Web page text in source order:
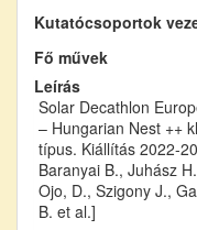
Kutatócsoportok
Fő művek
Leírás
Solar Decathlon
– Hungarian Nest ++
típus. Kiállítás 2022-
Baranyai B., Juhász
Ojo, D., Szigony J.,
B. et al.]